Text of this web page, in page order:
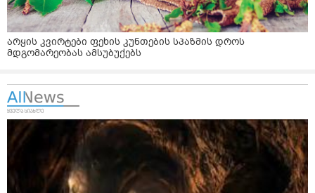
არყის კვირტები ფეხის კუნთების სპაზმის დროს
მდგომარეობას ამსუბუქებს